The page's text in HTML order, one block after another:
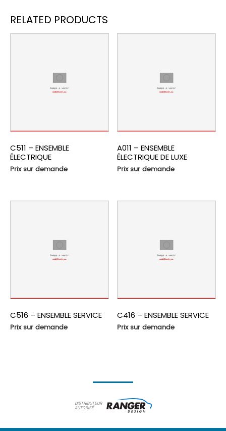
RELATED PRODUCTS
C511 – ENSEMBLE
ÉLECTRIQUE
Prix sur demande
A011 – ENSEMBLE
ÉLECTRIQUE DE LUXE
Prix sur demande
C516 – ENSEMBLE SERVICE
Prix sur demande
C416 – ENSEMBLE SERVICE
Prix sur demande
DISTRIBUTEUR
AUTORISÉ